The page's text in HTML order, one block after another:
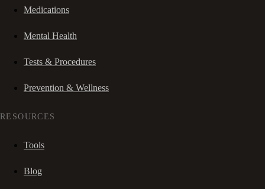
Medications
Mental Health
Tests & Procedures
Prevention & Wellness
RESOURCES
Tools
Blog